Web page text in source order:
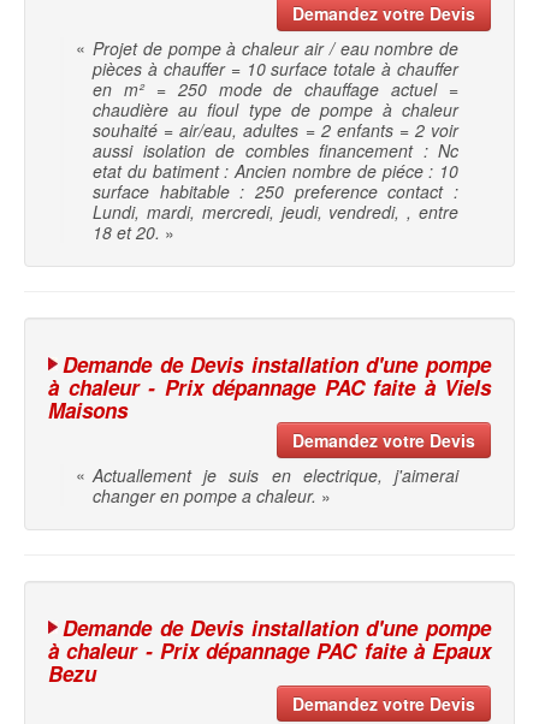
Demandez votre Devis
« Projet de pompe à chaleur air / eau nombre de
pièces à chauffer = 10 surface totale à chauffer
en m² = 250 mode de chauffage actuel =
chaudière au fioul type de pompe à chaleur
souhaité = air/eau, adultes = 2 enfants = 2 voir
aussi isolation de combles financement : Nc
etat du batiment : Ancien nombre de piéce : 10
surface habitable : 250 preference contact :
Lundi, mardi, mercredi, jeudi, vendredi, , entre
18 et 20. »
Demande de Devis installation d'une pompe
à chaleur - Prix dépannage PAC faite à Viels
Maisons
Demandez votre Devis
« Actuallement je suis en electrique, j'aimerai
changer en pompe a chaleur. »
Demande de Devis installation d'une pompe
à chaleur - Prix dépannage PAC faite à Epaux
Bezu
Demandez votre Devis